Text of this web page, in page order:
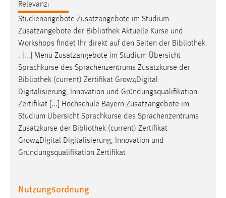
Relevanz:
Studienangebote Zusatzangebote im Studium
Zusatzangebote der Bibliothek Aktuelle Kurse und
Workshops findet Ihr direkt auf den Seiten der Bibliothek
. [...] Menü Zusatzangebote im Studium Übersicht
Sprachkurse des Sprachenzentrums Zusatzkurse der
Bibliothek (current) Zertifikat Grow4Digital
Digitalisierung, Innovation und Gründungsqualifikation
Zertifikat [...] Hochschule Bayern Zusatzangebote im
Studium Übersicht Sprachkurse des Sprachenzentrums
Zusatzkurse der Bibliothek (current) Zertifikat
Grow4Digital Digitalisierung, Innovation und
Gründungsqualifikation Zertifikat
Nutzungsordnung
Diese Informationen helfen uns zu verstehen, wie
unsere Besucher unsere Website nutzen.
Matomo
Name:
_pk_ref, _pk_cvar, _pk_id, _pk_ses
Zweck:
Zugriffsstatistik
Cookie Laufzeit:
Max. 13 Monate
Marketing Cookies werden von Drittanbietern